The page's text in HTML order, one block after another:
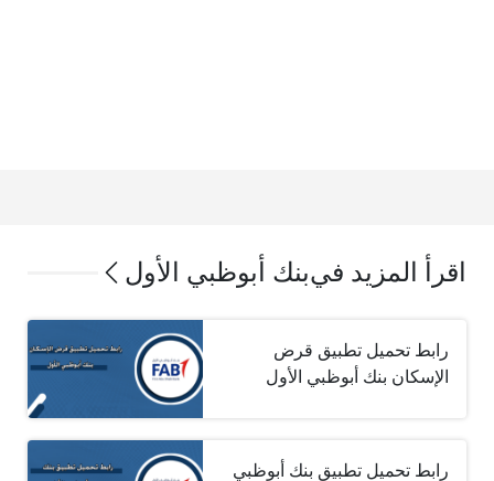
اقرأ المزيد فيبنك أبوظبي الأول
رابط تحميل تطبيق قرض
الإسكان بنك أبوظبي الأول
رابط تحميل تطبيق بنك أبوظبي